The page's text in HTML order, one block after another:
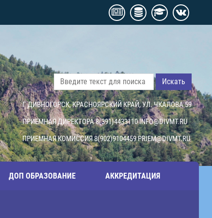
Искать
Г. ДИВНОГОРСК, КРАСНОЯРСКИЙ КРАЙ, УЛ. ЧКАЛОВА 59
ПРИЕМНАЯ ДИРЕКТОРА 8(391)4433110INFO@DIVMT.RU
ПРИЕМНАЯ КОМИССИЯ 8(902)9104459PRIEM@DIVMT.RU
ДОП ОБРАЗОВАНИЕ АККРЕДИТАЦИЯ